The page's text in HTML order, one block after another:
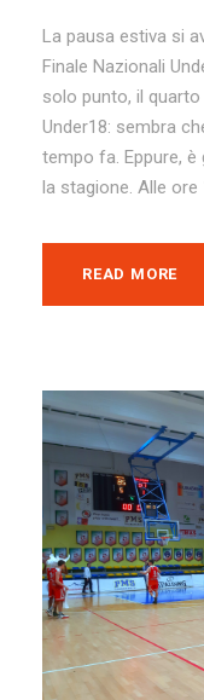
La pausa estiva si
Finale Nazionali
solo punto, il
Under18: sembra
tempo fa. Eppure, è
la stagione. Alle ore
READ MORE